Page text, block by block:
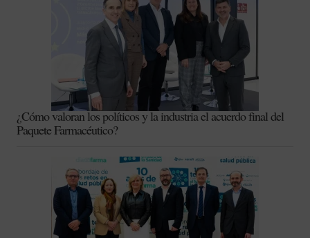
¿Cómo valoran los políticos y la industria el acuerdo final del
Paquete Farmacéutico?